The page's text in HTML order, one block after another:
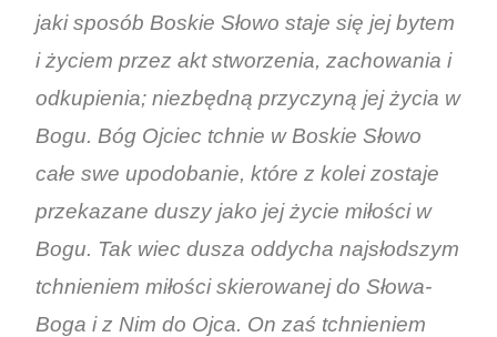
jaki sposób Boskie Słowo staje się jej bytem
i życiem przez akt stworzenia, zachowania i
odkupienia; niezbędną przyczyną jej życia w
Bogu. Bóg Ojciec tchnie w Boskie Słowo
całe swe upodobanie, które z kolei zostaje
przekazane duszy jako jej życie miłości w
Bogu. Tak wiec dusza oddycha najsłodszym
tchnieniem miłości skierowanej do Słowa-
Boga i z Nim do Ojca. On zaś tchnieniem